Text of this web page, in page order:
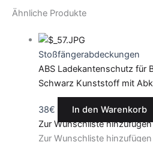
Ähnliche Produkte
Stoßfängerabdeckungen
ABS Ladekantenschutz für
Schwarz Kunststoff mit
38€
In den Warenkorb
Zur Wunschliste hinzufügen
Zur Wunschliste hinzufügen